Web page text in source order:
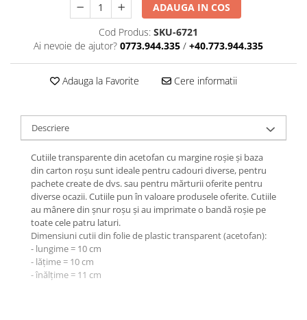
ADAUGA IN COS
Cod Produs: SKU-6721
Ai nevoie de ajutor? 0773.944.335 / +40.773.944.335
Adauga la Favorite Cere informatii
Descriere
Cutiile transparente din acetofan cu margine roșie și baza
din carton roșu sunt ideale pentru cadouri diverse, pentru
pachete create de dvs. sau pentru mărturii oferite pentru
diverse ocazii. Cutiile pun în valoare produsele oferite. Cutiile
au mânere din șnur roșu și au imprimate o bandă roșie pe
toate cele patru laturi.
Dimensiuni cutii din folie de plastic transparent (acetofan):
- lungime = 10 cm
- lățime = 10 cm
- înălțime = 11 cm